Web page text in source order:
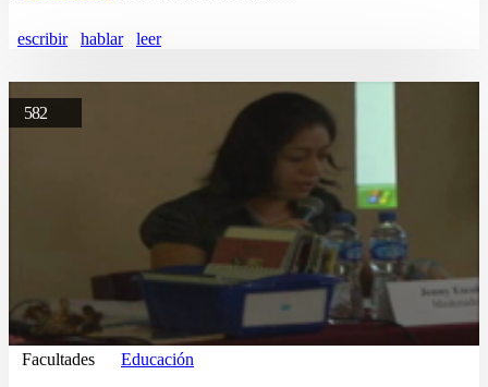
escribir hablar leer
582
Facultades Educación